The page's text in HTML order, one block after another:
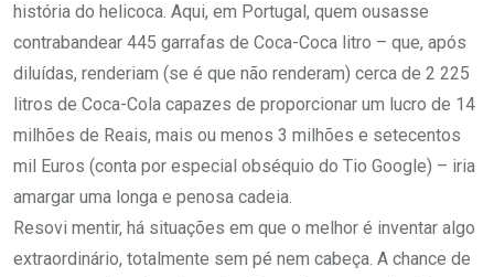
história do helicoca. Aqui, em Portugal, quem ousasse
contrabandear 445 garrafas de Coca-Coca litro – que, após
diluídas, renderiam (se é que não renderam) cerca de 2 225
litros de Coca-Cola capazes de proporcionar um lucro de 14
milhões de Reais, mais ou menos 3 milhões e setecentos
mil Euros (conta por especial obséquio do Tio Google) – iria
amargar uma longa e penosa cadeia.
Resovi mentir, há situações em que o melhor é inventar algo
extraordinário, totalmente sem pé nem cabeça. A chance de